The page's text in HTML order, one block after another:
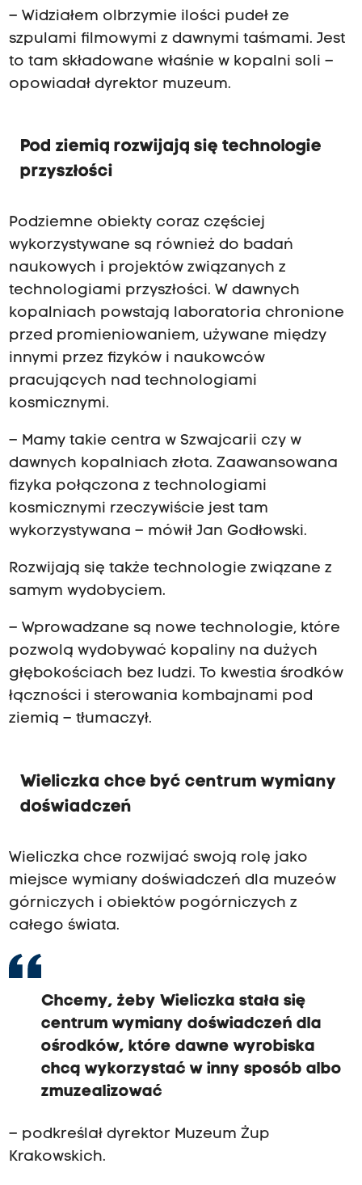
– Widziałem olbrzymie ilości pudeł ze
szpulami filmowymi z dawnymi taśmami. Jest
to tam składowane właśnie w kopalni soli –
opowiadał dyrektor muzeum.
Pod ziemią rozwijają się technologie
przyszłości
Podziemne obiekty coraz częściej
wykorzystywane są również do badań
naukowych i projektów związanych z
technologiami przyszłości. W dawnych
kopalniach powstają laboratoria chronione
przed promieniowaniem, używane między
innymi przez fizyków i naukowców
pracujących nad technologiami
kosmicznymi.
– Mamy takie centra w Szwajcarii czy w
dawnych kopalniach złota. Zaawansowana
fizyka połączona z technologiami
kosmicznymi rzeczywiście jest tam
wykorzystywana – mówił Jan Godłowski.
Rozwijają się także technologie związane z
samym wydobyciem.
– Wprowadzane są nowe technologie, które
pozwolą wydobywać kopaliny na dużych
głębokościach bez ludzi. To kwestia środków
łączności i sterowania kombajnami pod
ziemią – tłumaczył.
Wieliczka chce być centrum wymiany
doświadczeń
Wieliczka chce rozwijać swoją rolę jako
miejsce wymiany doświadczeń dla muzeów
górniczych i obiektów pogórniczych z
całego świata.
Chcemy, żeby Wieliczka stała się
centrum wymiany doświadczeń dla
ośrodków, które dawne wyrobiska
chcą wykorzystać w inny sposób albo
zmuzealizować
– podkreślał dyrektor Muzeum Żup
Krakowskich.